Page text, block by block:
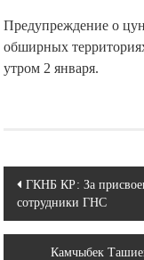
Предупреждение о
обширных
утром 2 января.
Навигация
по
записям
ГКНБ КР: За
сотрудники ГНС
Камчыбек